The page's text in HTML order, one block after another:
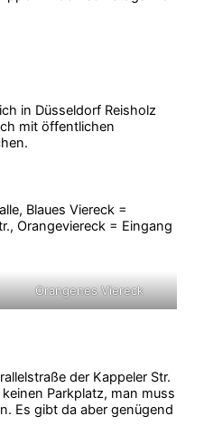
in Düsseldorf Reisholz
mit öffentlichen
Blaues Viereck =
Orangeviereck = Eingang
Orangenes Viereck
der Kappeler Str.
Parkplatz, man muss
Es gibt da aber genügend